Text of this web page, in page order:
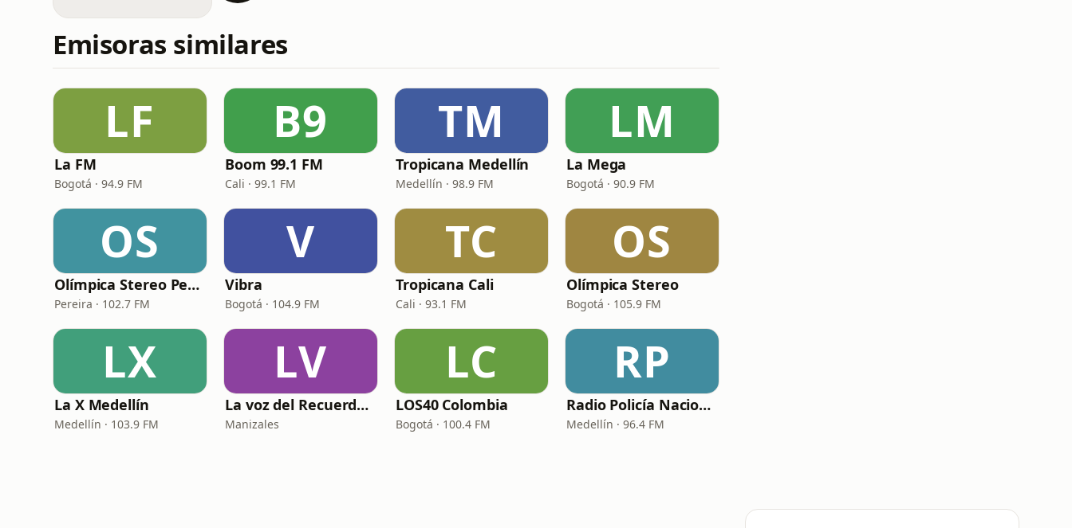
Emisoras similares
LF
La FM
Bogotá · 94.9 FM
B9
Boom 99.1 FM
Cali · 99.1 FM
TM
Tropicana Medellín
Medellín · 98.9 FM
LM
La Mega
Bogotá · 90.9 FM
OS
Olímpica Stereo Pereira
Pereira · 102.7 FM
V
Vibra
Bogotá · 104.9 FM
TC
Tropicana Cali
Cali · 93.1 FM
OS
Olímpica Stereo
Bogotá · 105.9 FM
LX
La X Medellín
Medellín · 103.9 FM
LV
La voz del Recuerdo Manizales
Manizales
LC
LOS40 Colombia
Bogotá · 100.4 FM
RP
Radio Policía Nacional - Medellín
Medellín · 96.4 FM